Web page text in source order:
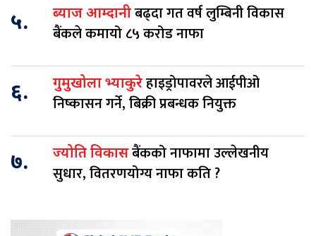
५. ब्याज आम्दानीबढ्दा गत वर्ष लुम्बिनी विकास
बैंकले कमायो ८५ करोड नाफा
६. गुमुखोला भ्याकुरेहाइड्रोपावरले आईपीओ
निष्कासन गर्ने, बिक्री प्रबन्धक नियुक्त
७. ज्योति विकासबैंकको नाफामा उल्लेखनीय
सुधार, वितरणयोग्य नाफा कति ?